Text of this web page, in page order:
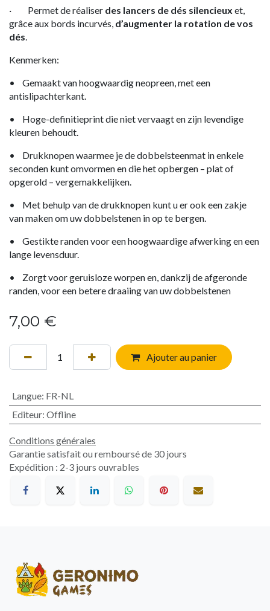
· Permet de réaliser des lancers de dés silencieux et,
grâce aux bords incurvés, d’augmenter la rotation de vos
dés.
Kenmerken:
• Gemaakt van hoogwaardig neopreen, met een
antislipachterkant.
• Hoge-definitieprint die niet vervaagt en zijn levendige
kleuren behoudt.
• Drukknopen waarmee je de dobbelsteenmat in enkele
seconden kunt omvormen en die het opbergen – plat of
opgerold – vergemakkelijken.
• Met behulp van de drukknopen kunt u er ook een zakje
van maken om uw dobbelstenen in op te bergen.
• Gestikte randen voor een hoogwaardige afwerking en een
lange levensduur.
• Zorgt voor geruisloze worpen en, dankzij de afgeronde
randen, voor een betere draaiing van uw dobbelstenen
7,00 €
Ajouter au panier
Langue: FR-NL
Editeur: Offline
Conditions générales
Garantie satisfait ou remboursé de 30 jours
Expédition : 2-3 jours ouvrables